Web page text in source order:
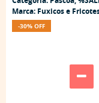
Marca: Fuxicos e
-30% OFF